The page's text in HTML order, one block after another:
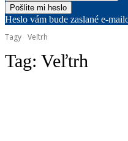
Heslo vám bude zaslané e-
Tagy Veľtrh
Tag: Veľtrh